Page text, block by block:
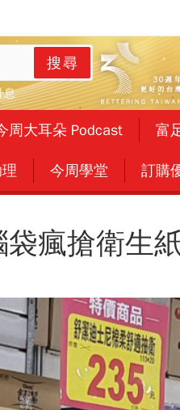
搜尋
息
周大耳朵 Podcast 富
今周學堂 訂購
瘋搶衛生